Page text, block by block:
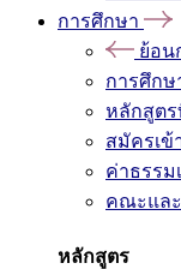
การศึกษา
ย้อน
การศึกษ
หลักสูตร
สมัครเข้
ค่าธรรม
คณะแล
หลักสูตร